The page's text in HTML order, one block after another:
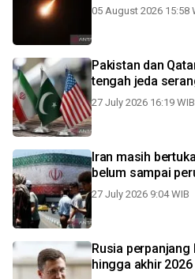
05 August 2026 15:58
Pakistan dan
tengah jeda
27 July 2026 16:19 WIB
Iran masih
belum sampai
27 July 2026 9:04 WIB
Rusia
hingga akhir 2026